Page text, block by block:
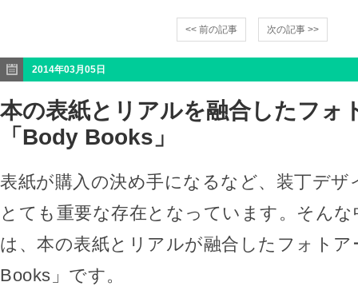
<< 前の記事 次の記事 >>
2014年03月05日
本の表紙とリアルを融合したフォ
「Body Books」
表紙が購入の決め手になるなど、装丁デ
とても重要な存在となっています。そん
は、本の表紙とリアルが融合したフォトア
Books」です。